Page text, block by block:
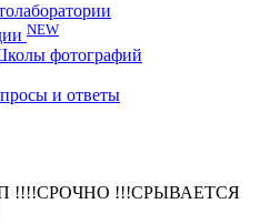
NEW
фотографий
и ответы
!!!!СРОЧНО !!!СРЫВАЕТСЯ